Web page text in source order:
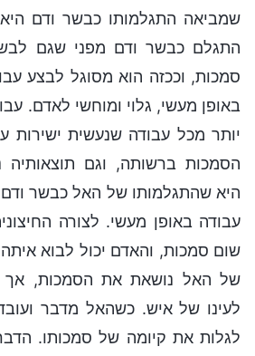
שמביאה התגלמותו כבשר ודם
התגלם כבשר ודם מפני שגם
סמכות, וככזה הוא מסוגל לבצע
באופן מעשי, גלוי ומוחשי לאדם.
יותר מכל עבודה שנעשית ישירות
הסמכות ברשותה, וגם תוצאותיה
היא שהתגלמותו של האל כבשר ודם
עבודה באופן מעשי. לצורה
שום סמכות, והאדם יכול לבוא
של האל נושאת את הסמכות, אך
לעינו של איש. כשהאל מדבר
לגלות את קיומה של סמכותו.